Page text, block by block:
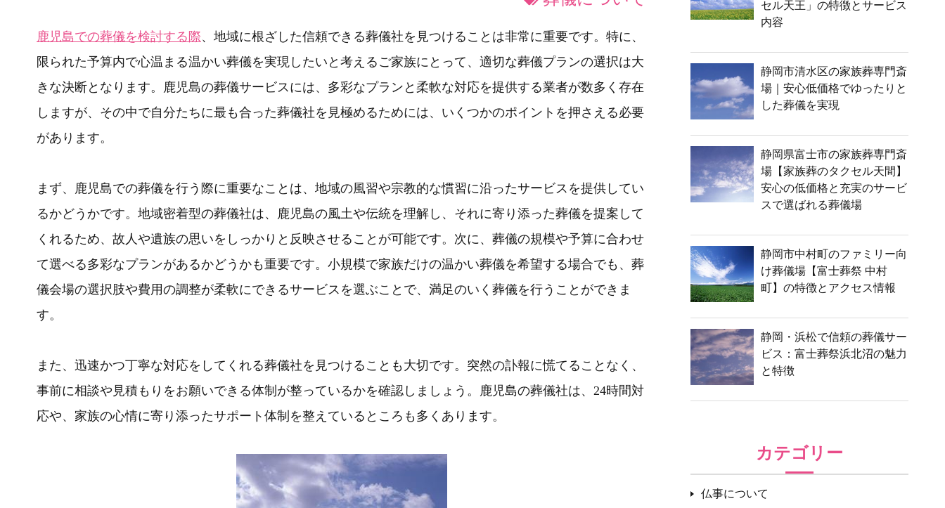
鹿児島での葬儀を検討する際、地域に根ざした信頼できる葬儀社を見つけることは非常に重要です。特に、
限られた予算内で心温まる温かい葬儀を実現したいと考えるご家族にとって、適切な葬儀プランの選択は大
きな決断となります。鹿児島の葬儀サービスには、多彩なプランと柔軟な対応を提供する業者が数多く存在
しますが、その中で自分たちに最も合った葬儀社を見極めるためには、いくつかのポイントを押さえる必要
があります。
まず、鹿児島での葬儀を行う際に重要なことは、地域の風習や宗教的な慣習に沿ったサービスを提供してい
るかどうかです。地域密着型の葬儀社は、鹿児島の風土や伝統を理解し、それに寄り添った葬儀を提案して
くれるため、故人や遺族の思いをしっかりと反映させることが可能です。次に、葬儀の規模や予算に合わせ
て選べる多彩なプランがあるかどうかも重要です。小規模で家族だけの温かい葬儀を希望する場合でも、葬
儀会場の選択肢や費用の調整が柔軟にできるサービスを選ぶことで、満足のいく葬儀を行うことができま
す。
また、迅速かつ丁寧な対応をしてくれる葬儀社を見つけることも大切です。突然の訃報に慌てることなく、
事前に相談や見積もりをお願いできる体制が整っているかを確認しましょう。鹿児島の葬儀社は、24時間対
応や、家族の心情に寄り添ったサポート体制を整えているところも多くあります。
セル天王」の特徴とサービス
内容
静岡市清水区の家族葬専門斎
場｜安心低価格でゆったりと
した葬儀を実現
静岡県富士市の家族葬専門斎
場【家族葬のタクセル天間】
安心の低価格と充実のサービ
スで選ばれる葬儀場
静岡市中村町のファミリー向
け葬儀場【富士葬祭 中村
町】の特徴とアクセス情報
静岡・浜松で信頼の葬儀サー
ビス：富士葬祭浜北沼の魅力
と特徴
カテゴリー
仏事について